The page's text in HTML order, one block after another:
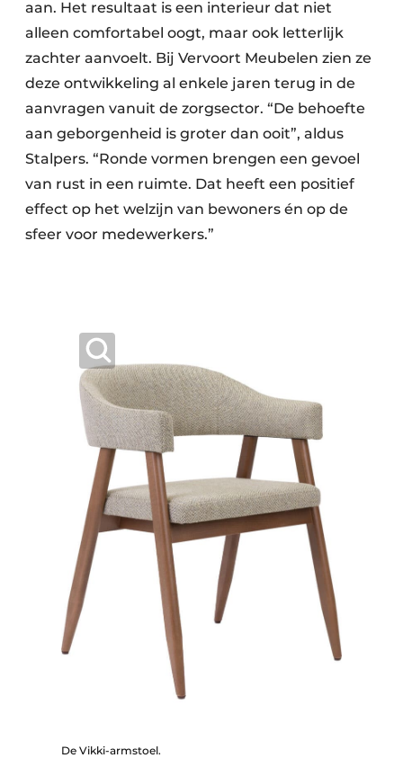
aan. Het resultaat is een interieur dat niet
alleen comfortabel oogt, maar ook letterlijk
zachter aanvoelt. Bij Vervoort Meubelen zien ze
deze ontwikkeling al enkele jaren terug in de
aanvragen vanuit de zorgsector. “De behoefte
aan geborgenheid is groter dan ooit”, aldus
Stalpers. “Ronde vormen brengen een gevoel
van rust in een ruimte. Dat heeft een positief
effect op het welzijn van bewoners én op de
sfeer voor medewerkers.”
De Vikki-armstoel.